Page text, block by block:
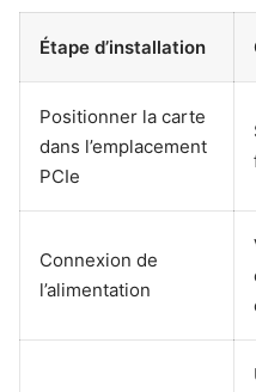
Étape d’installation
Positionner la carte
dans l’emplacement
PCIe
Connexion de
l’alimentation